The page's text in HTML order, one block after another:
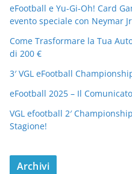
eFootball e Yu-Gi-Oh! Card
evento speciale con Neymar
Come Trasformare la Tua
di 200 €
3′ VGL eFootball
eFootball 2025 – Il
VGL efootball 2′
Stagione!
Archivi